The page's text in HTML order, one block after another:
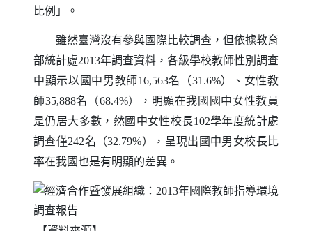
比例」。
雖然臺灣沒有參與國際比較調查，但依據教育
部統計處2013年調查資料，各級學校教師性別調查
中顯示以國中男教師16,563名（31.6%）、女性教
師35,888名（68.4%），明顯在我國國中女性教員
是仍居大多數，然國中女性校長102學年度統計處
調查僅242名（32.79%），呈現出國中男女校長比
率在我國也是有明顯的差異。